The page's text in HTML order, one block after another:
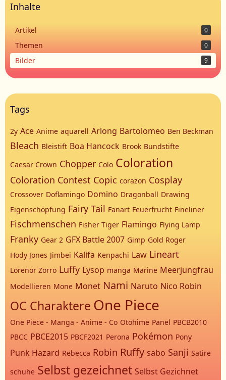
Inhalte
Artikel 0
Themen 0
Bilder 9
Tags
2y Ace Anime aquarell Arlong Bartolomeo Ben Beckman
Bleach Bleistift Boa Hancock Brook Bundstifte
Caesar Crown Chopper Colo Coloration
Coloration Contest Copic corazon Cosplay
Crossover Doflamingo Domino Dragonball Drawing
Eigenschöpfung Fairy Tail Fanart Feuerfrucht Fineliner
Fischmenschen Fisher Tiger Flamingo Flying Lamp
Franky Gear 2 GFX Battle 2007 Gimp Gold Roger
Hody Jones Jimbei Kalifa Kenpachi Law Lineart
Lorenor Zorro Luffy Lysop manga Marine Meerjungfrau
Modellieren Mone Monet Nami Naruto Nico Robin
OC Charaktere One Piece
One Piece - Manga - Anime - Co Otohime Panel PBCB2010
PBCC PBCE2015 PBCF2021 Perona Pokémon Pony
Punk Hazard Rebecca Robin Ruffy sabo Sanji Satire
schuhe Selbst gezeichnet Selbst Gezichnet